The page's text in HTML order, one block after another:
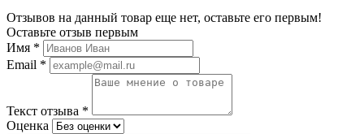
Отзывов на данный товар еще нет, оставьте его первым!
Оставьте отзыв первым
Имя *
Email *
Текст отзыва *
Оценка